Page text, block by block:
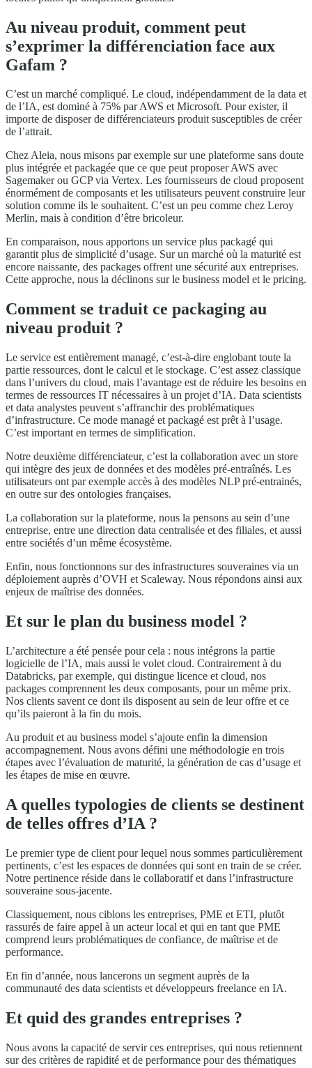
Au niveau produit, comment peut
s’exprimer la différenciation face aux
Gafam ?
C’est un marché compliqué. Le cloud, indépendamment de la data et
de l’IA, est dominé à 75% par AWS et Microsoft. Pour exister, il
importe de disposer de différenciateurs produit susceptibles de créer
de l’attrait.
Chez Aleia, nous misons par exemple sur une plateforme sans doute
plus intégrée et packagée que ce que peut proposer AWS avec
Sagemaker ou GCP via Vertex. Les fournisseurs de cloud proposent
énormément de composants et les utilisateurs peuvent construire leur
solution comme ils le souhaitent. C’est un peu comme chez Leroy
Merlin, mais à condition d’être bricoleur.
En comparaison, nous apportons un service plus packagé qui
garantit plus de simplicité d’usage. Sur un marché où la maturité est
encore naissante, des packages offrent une sécurité aux entreprises.
Cette approche, nous la déclinons sur le business model et le pricing.
Comment se traduit ce packaging au
niveau produit ?
Le service est entièrement managé, c’est-à-dire englobant toute la
partie ressources, dont le calcul et le stockage. C’est assez classique
dans l’univers du cloud, mais l’avantage est de réduire les besoins en
termes de ressources IT nécessaires à un projet d’IA. Data scientists
et data analystes peuvent s’affranchir des problématiques
d’infrastructure. Ce mode managé et packagé est prêt à l’usage.
C’est important en termes de simplification.
Notre deuxième différenciateur, c’est la collaboration avec un store
qui intègre des jeux de données et des modèles pré-entraînés. Les
utilisateurs ont par exemple accès à des modèles NLP pré-entrainés,
en outre sur des ontologies françaises.
La collaboration sur la plateforme, nous la pensons au sein d’une
entreprise, entre une direction data centralisée et des filiales, et aussi
entre sociétés d’un même écosystème.
Enfin, nous fonctionnons sur des infrastructures souveraines via un
déploiement auprès d’OVH et Scaleway. Nous répondons ainsi aux
enjeux de maîtrise des données.
Et sur le plan du business model ?
L’architecture a été pensée pour cela : nous intégrons la partie
logicielle de l’IA, mais aussi le volet cloud. Contrairement à du
Databricks, par exemple, qui distingue licence et cloud, nos
packages comprennent les deux composants, pour un même prix.
Nos clients savent ce dont ils disposent au sein de leur offre et ce
qu’ils paieront à la fin du mois.
Au produit et au business model s’ajoute enfin la dimension
accompagnement. Nous avons défini une méthodologie en trois
étapes avec l’évaluation de maturité, la génération de cas d’usage et
les étapes de mise en œuvre.
A quelles typologies de clients se destinent
de telles offres d’IA ?
Le premier type de client pour lequel nous sommes particulièrement
pertinents, c’est les espaces de données qui sont en train de se créer.
Notre pertinence réside dans le collaboratif et dans l’infrastructure
souveraine sous-jacente.
Classiquement, nous ciblons les entreprises, PME et ETI, plutôt
rassurés de faire appel à un acteur local et qui en tant que PME
comprend leurs problématiques de confiance, de maîtrise et de
performance.
En fin d’année, nous lancerons un segment auprès de la
communauté des data scientists et développeurs freelance en IA.
Et quid des grandes entreprises ?
Nous avons la capacité de servir ces entreprises, qui nous retiennent
sur des critères de rapidité et de performance pour des thématiques